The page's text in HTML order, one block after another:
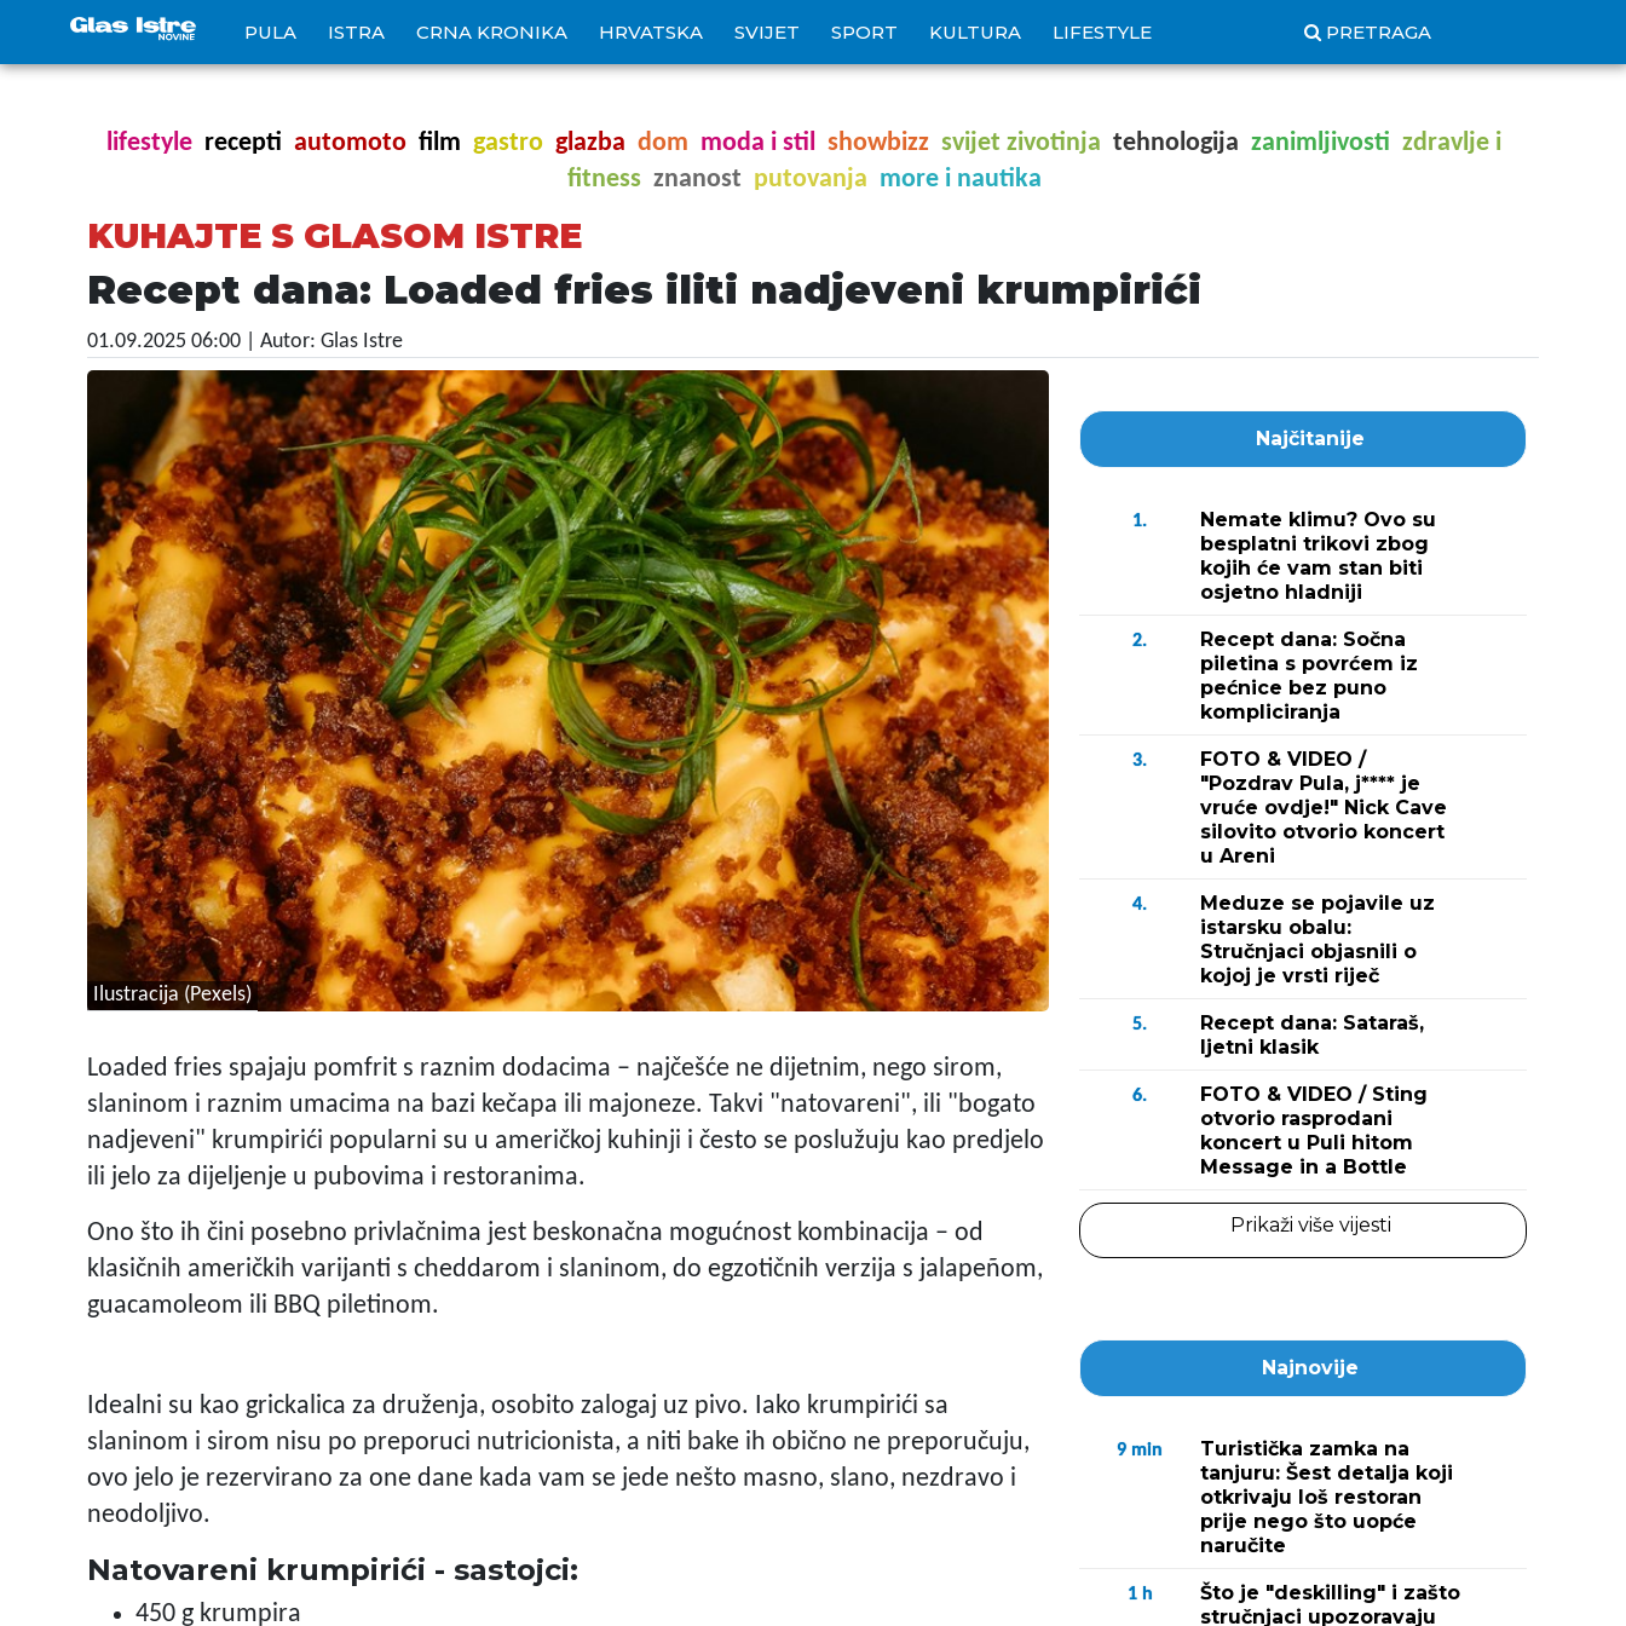
PULA ISTRA CRNA KRONIKA HRVATSKA SVIJET SPORT KULTURA LIFESTYLE PRETRAGA
lifestyle recepti automoto film gastro glazba dom moda i stil showbizz svijet zivotinja tehnologija zanimljivosti zdravlje i
fitness znanost putovanja more i nautika
KUHAJTE S GLASOM ISTRE
Recept dana: Loaded fries iliti nadjeveni krumpirići
01.09.2025 06:00 | Autor: Glas Istre
Ilustracija (Pexels)
Loaded fries spajaju pomfrit s raznim dodacima – najčešće ne dijetnim, nego sirom,
slaninom i raznim umacima na bazi kečapa ili majoneze. Takvi "natovareni", ili "bogato
nadjeveni" krumpirići popularni su u američkoj kuhinji i često se poslužuju kao predjelo
ili jelo za dijeljenje u pubovima i restoranima.
Ono što ih čini posebno privlačnima jest beskonačna mogućnost kombinacija – od
klasičnih američkih varijanti s cheddarom i slaninom, do egzotičnih verzija s jalapeñom,
guacamoleom ili BBQ piletinom.
Idealni su kao grickalica za druženja, osobito zalogaj uz pivo. Iako krumpirići sa
slaninom i sirom nisu po preporuci nutricionista, a niti bake ih obično ne preporučuju,
ovo jelo je rezervirano za one dane kada vam se jede nešto masno, slano, nezdravo i
neodoljivo.
Natovareni krumpirići - sastojci:
450 g krumpira
Najčitanije
1.
Nemate klimu? Ovo su
besplatni trikovi zbog
kojih će vam stan biti
osjetno hladniji
2.
Recept dana: Sočna
piletina s povrćem iz
pećnice bez puno
kompliciranja
3.
FOTO & VIDEO /
"Pozdrav Pula, j**** je
vruće ovdje!" Nick Cave
silovito otvorio koncert
u Areni
4.
Meduze se pojavile uz
istarsku obalu:
Stručnjaci objasnili o
kojoj je vrsti riječ
5.
Recept dana: Sataraš,
ljetni klasik
6.
FOTO & VIDEO / Sting
otvorio rasprodani
koncert u Puli hitom
Message in a Bottle
Prikaži više vijesti
Najnovije
9 min
Turistička zamka na
tanjuru: Šest detalja koji
otkrivaju loš restoran
prije nego što uopće
naručite
1 h
Što je "deskilling" i zašto
stručnjaci upozoravaju